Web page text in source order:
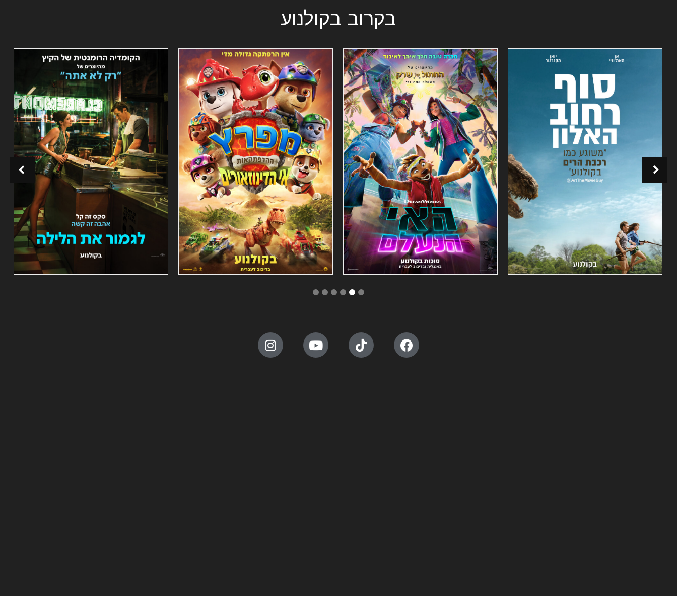
בקרוב בקולנוע
4
5
6